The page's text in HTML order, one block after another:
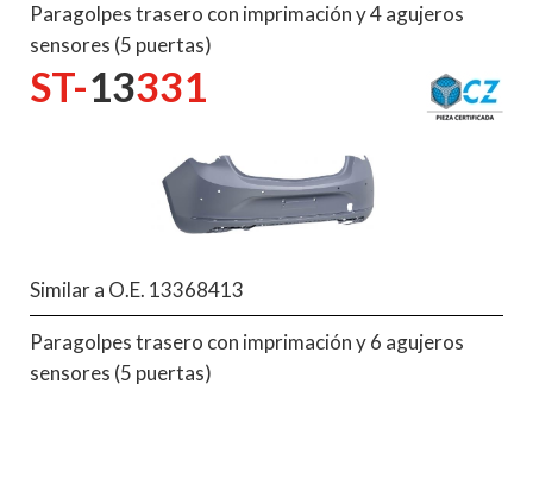
Paragolpes trasero con imprimación y 4 agujeros
sensores (5 puertas)
ST-13331
Similar a O.E. 13368413
Paragolpes trasero con imprimación y 6 agujeros
sensores (5 puertas)